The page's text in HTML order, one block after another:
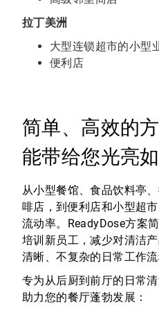
拉丁美洲
大型连锁超市的小型
便利店
简单、高效的
能带给您光亮
从小型餐馆、食品饮料亭
啡店，到便利店和小型超
流动率。ReadyDose方案
培训新员工，减少对清洁
清晰、不复杂的日常工作流
专为从后厨到前厅的日常
助力您的餐厅蓬勃发展：